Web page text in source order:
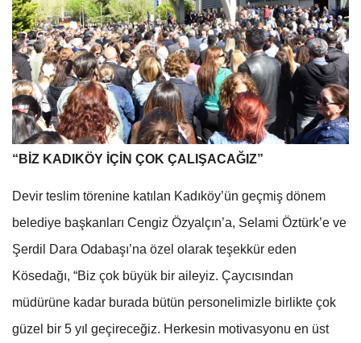
“BİZ KADIKÖY İÇİN ÇOK ÇALIŞACAĞIZ”
Devir teslim törenine katılan Kadıköy’ün geçmiş dönem
belediye başkanları Cengiz Özyalçın’a, Selami Öztürk’e ve
Şerdil Dara Odabaşı’na özel olarak teşekkür eden
Kösedağı, “Biz çok büyük bir aileyiz. Çaycısından
müdürüne kadar burada bütün personelimizle birlikte çok
güzel bir 5 yıl geçireceğiz. Herkesin motivasyonu en üst